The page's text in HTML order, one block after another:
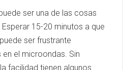
ser una de las cosas
15-20 minutos a que
ser frustrante
el microondas. Sin
facilidad tienen algunos